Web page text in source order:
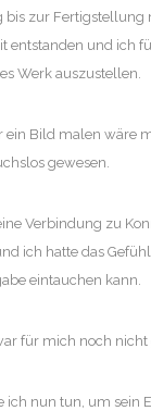
bis zur Fertigstellung
entstanden und ich
Werk auszustellen.
ein Bild malen wäre
gewesen.
Verbindung zu
ich hatte das
eintauchen kann.
für mich noch nicht
ich nun tun, um sein